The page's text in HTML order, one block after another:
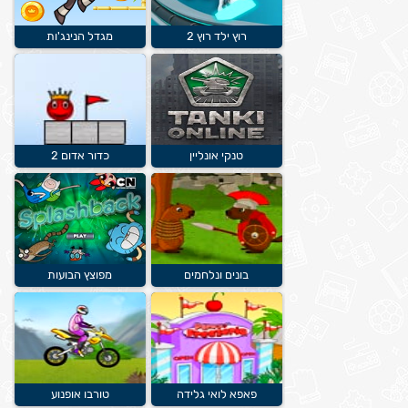
רוץ ילד רוץ 2 מגדל הנינג'ות
טנקי אונליין כדור אדום 2
בונים ונלחמים מפוצץ הבועות
פאפא לואי גלידה טורבו אופנוע